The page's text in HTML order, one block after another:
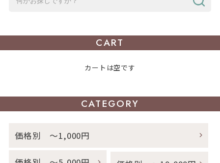
CART
カートは空です
CATEGORY
価格別 ～1,000円